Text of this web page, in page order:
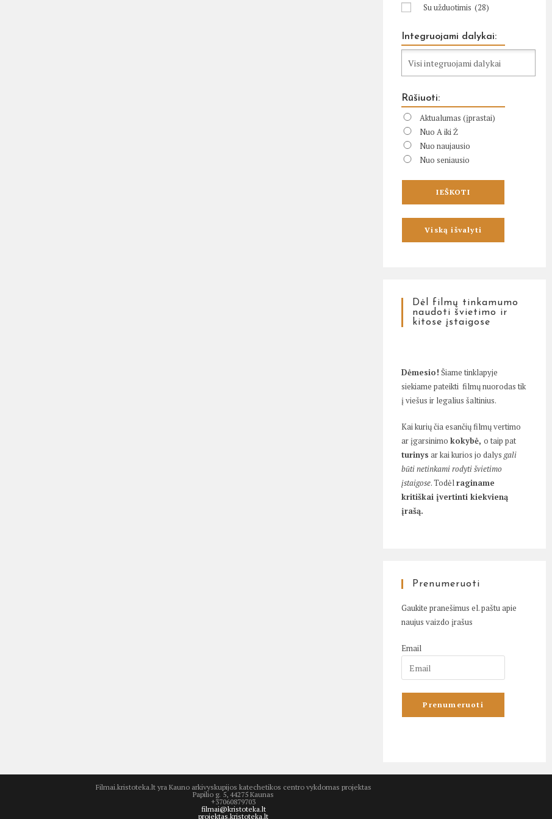
Su užduotimis (28)
Integruojami dalykai:
Rūšiuoti:
Aktualumas (įprastai)
Nuo A iki Ž
Nuo naujausio
Nuo seniausio
Dėl filmų tinkamumo
naudoti švietimo ir
kitose įstaigose
Dėmesio! Šiame tinklapyje
siekiame pateikti filmų nuorodas tik
į viešus ir legalius šaltinius.
Kai kurių čia esančių filmų vertimo
ar įgarsinimokokybė,o taip pat
turinys ar kai kurios jo dalysgali
būti netinkami rodyti švietimo
įstaigose. Todėlraginame
kritiškai įvertinti kiekvieną
įrašą.
Prenumeruoti
Gaukite pranešimus el. paštu apie
naujus vaizdo įrašus
Email
Filmai.kristoteka.lt yra Kauno arkivyskupijos katechetikos centro vykdomas projektas
Papilio g. 5, 44275 Kaunas
+37060879703
filmai@kristoteka.lt
projektas.kristoteka.lt